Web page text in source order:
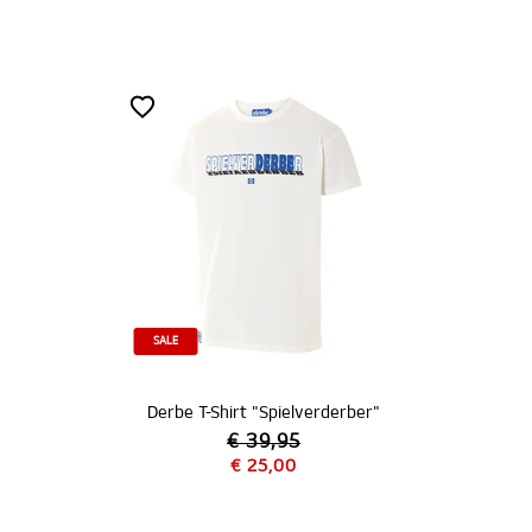
SALE
Derbe T-Shirt "Spielverderber"
€ 39,95
€ 25,00